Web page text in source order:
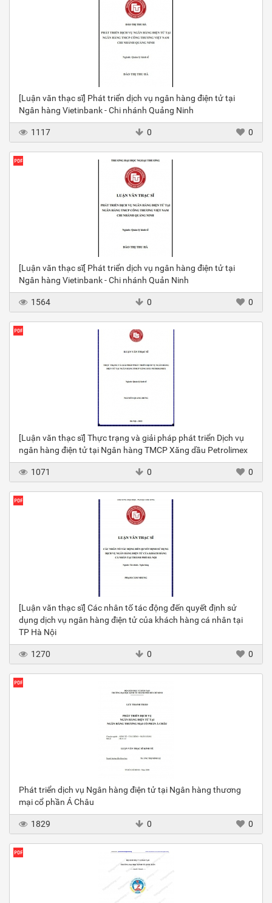
[Luận văn thạc sĩ] Phát triển dịch vụ ngân hàng điện tử tại
Ngân hàng Vietinbank - Chi nhánh Quảng Ninh
1117 0 0
[Luận văn thạc sĩ[ Phát triển dịch vụ ngân hàng điện tử tại
Ngân hàng Vietinbank - Chi nhánh Quản Ninh
1564 0 0
[Luận văn thạc sĩ] Thực trạng và giải pháp phát triển Dịch vụ
ngân hàng điện tử tại Ngân hàng TMCP Xăng dầu Petrolimex
1071 0 0
[Luận văn thạc sĩ] Các nhân tố tác động đến quyết định sử
dụng dịch vụ ngân hàng điện tử của khách hàng cá nhân tại
TP Hà Nội
1270 0 0
Phát triển dịch vụ Ngân hàng điện tử tại Ngân hàng thương
mại cổ phần Á Châu
1829 0 0